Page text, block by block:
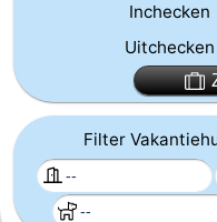
Overnachten
Appartementen
Inchecken
Uitchecken
Filter